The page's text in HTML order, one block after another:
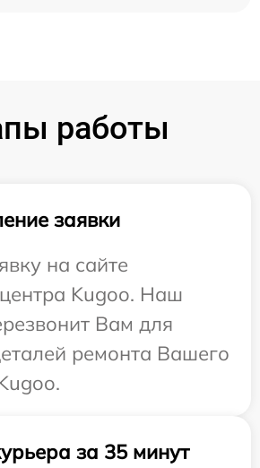
работы
заявки
на сайте
Kugoo. Наш
Вам для
ремонта Вашего
за 35 минут